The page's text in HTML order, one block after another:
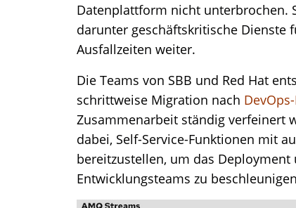
Datenplattform nicht unterbrochen.
darunter geschäftskritische Dienste
Ausfallzeiten weiter.
Die Teams von SBB und Red Hat
schrittweise Migration nach
Zusammenarbeit ständig verfeinert
dabei, Self-Service-Funktionen mit
bereitzustellen, um das
Entwicklungsteams zu